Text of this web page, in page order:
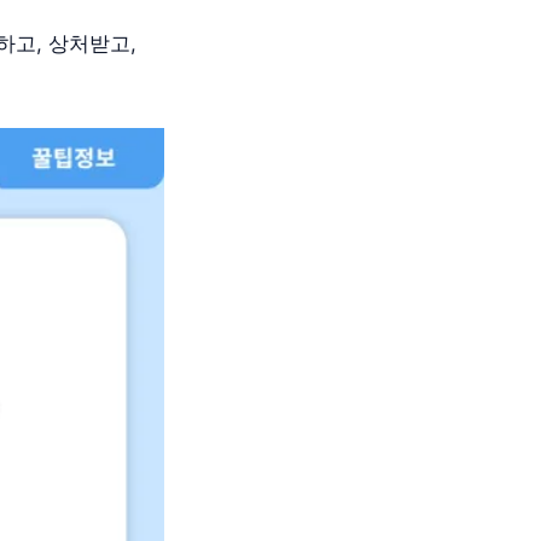
고, 상처받고,